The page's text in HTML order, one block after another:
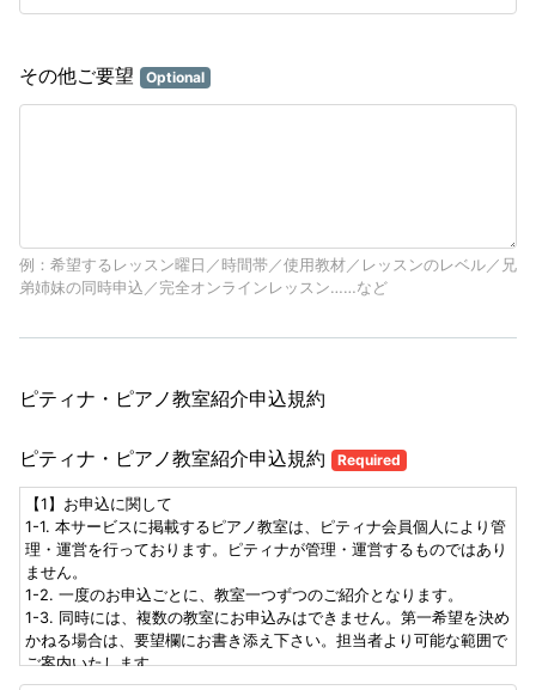
その他ご要望 Optional
例：希望するレッスン曜日／時間帯／使用教材／レッスンのレベル／兄
弟姉妹の同時申込／完全オンラインレッスン……など
ピティナ・ピアノ教室紹介申込規約
ピティナ・ピアノ教室紹介申込規約 Required
【1】お申込に関して
1-1. 本サービスに掲載するピアノ教室は、ピティナ会員個人により管
理・運営を行っております。ピティナが管理・運営するものではあり
ません。
1-2. 一度のお申込ごとに、教室一つずつのご紹介となります。
1-3. 同時には、複数の教室にお申込みはできません。第一希望を決め
かねる場合は、要望欄にお書き添え下さい。担当者より可能な範囲で
ご案内いたします。
1-4. 各教室、レッスンの空状況の変化により、お申込がお受けできな